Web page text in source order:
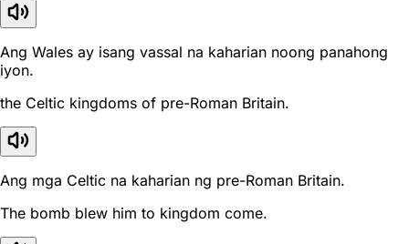
Ang Wales ay isang vassal na kaharian noong panahong
iyon.
the Celtic kingdoms of pre-Roman Britain.
Ang mga Celtic na kaharian ng pre-Roman Britain.
The bomb blew him to kingdom come.